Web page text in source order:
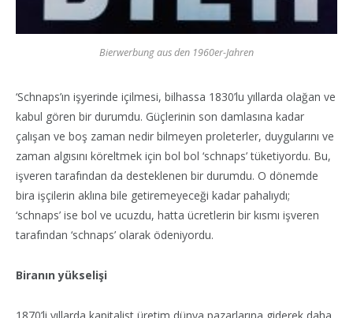
Bierwerbung aus den 1960er-Jahren
‘Schnaps’ın işyerinde içilmesi, bilhassa 1830’lu yıllarda olağan ve
kabul gören bir durumdu. Güçlerinin son damlasına kadar
çalışan ve boş zaman nedir bilmeyen proleterler, duygularını ve
zaman algısını köreltmek için bol bol ‘schnaps’ tüketiyordu. Bu,
işveren tarafından da desteklenen bir durumdu. O dönemde
bira işçilerin aklına bile getiremeyeceği kadar pahalıydı;
‘schnaps’ ise bol ve ucuzdu, hatta ücretlerin bir kısmı işveren
tarafından ‘schnaps’ olarak ödeniyordu.
Biranın yükselişi
1870’li yıllarda kapitalist üretim dünya pazarlarına giderek daha